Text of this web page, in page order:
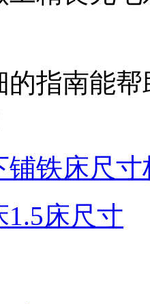
的指南能
铺铁床尺
1.5床尺寸